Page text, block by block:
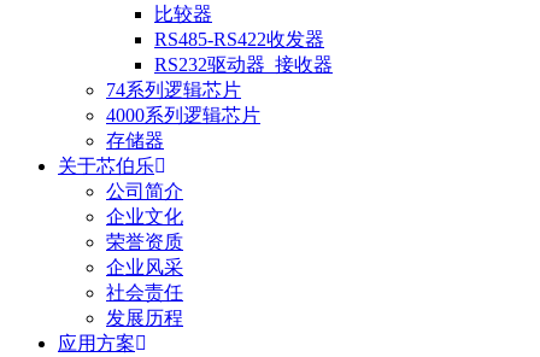
比较器
RS485-RS422收发器
RS232驱动器_接收器
74系列逻辑芯片
4000系列逻辑芯片
存储器
关于芯伯乐
公司简介
企业文化
荣誉资质
企业风采
社会责任
发展历程
应用方案